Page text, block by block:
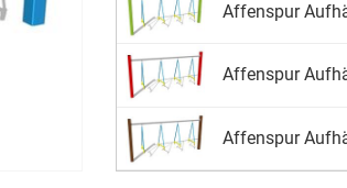
Affenspur
Affenspur
Affenspur